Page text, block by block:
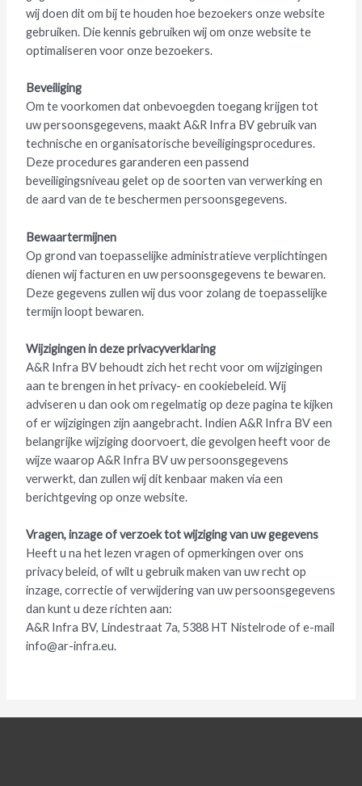
wij doen dit om bij te houden hoe bezoekers onze website
gebruiken. Die kennis gebruiken wij om onze website te
optimaliseren voor onze bezoekers.
Beveiliging
Om te voorkomen dat onbevoegden toegang krijgen tot
uw persoonsgegevens, maakt A&R Infra BV gebruik van
technische en organisatorische beveiligingsprocedures.
Deze procedures garanderen een passend
beveiligingsniveau gelet op de soorten van verwerking en
de aard van de te beschermen persoonsgegevens.
Bewaartermijnen
Op grond van toepasselijke administratieve verplichtingen
dienen wij facturen en uw persoonsgegevens te bewaren.
Deze gegevens zullen wij dus voor zolang de toepasselijke
termijn loopt bewaren.
Wijzigingen in deze privacyverklaring
A&R Infra BV behoudt zich het recht voor om wijzigingen
aan te brengen in het privacy- en cookiebeleid. Wij
adviseren u dan ook om regelmatig op deze pagina te kijken
of er wijzigingen zijn aangebracht. Indien A&R Infra BV een
belangrijke wijziging doorvoert, die gevolgen heeft voor de
wijze waarop A&R Infra BV uw persoonsgegevens
verwerkt, dan zullen wij dit kenbaar maken via een
berichtgeving op onze website.
Vragen, inzage of verzoek tot wijziging van uw gegevens
Heeft u na het lezen vragen of opmerkingen over ons
privacy beleid, of wilt u gebruik maken van uw recht op
inzage, correctie of verwijdering van uw persoonsgegevens
dan kunt u deze richten aan:
A&R Infra BV, Lindestraat 7a, 5388 HT Nistelrode of e-mail
info@ar-infra.eu.